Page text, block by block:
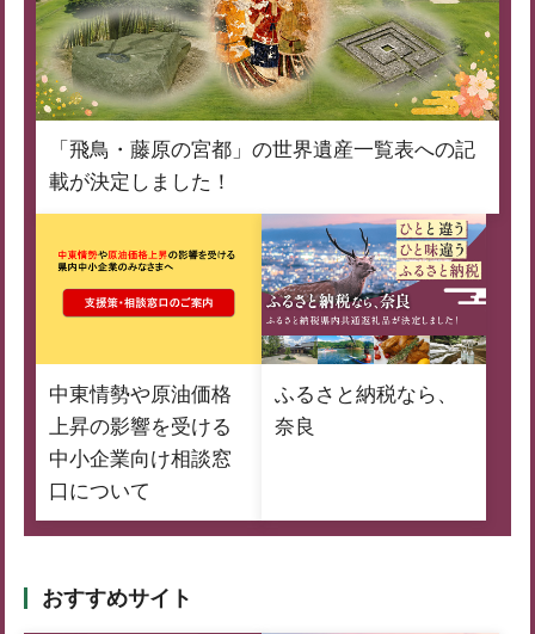
「飛鳥・藤原の宮都」の世界遺産一覧表への記
載が決定しました！
中東情勢や原油価格
上昇の影響を受ける
中小企業向け相談窓
口について
ふるさと納税なら、
奈良
おすすめサイト